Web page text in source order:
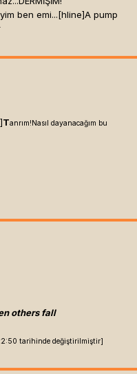
ben emi...[hline]A pump
Tanrım!Nasıl dayanacağım bu
others fall
tarihinde değiştirilmiştir]